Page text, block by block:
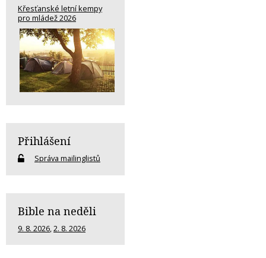
Křesťanské letní kempy
pro mládež 2026
Přihlášení
Správa mailinglistů
Bible na neděli
9. 8. 2026,2. 8. 2026